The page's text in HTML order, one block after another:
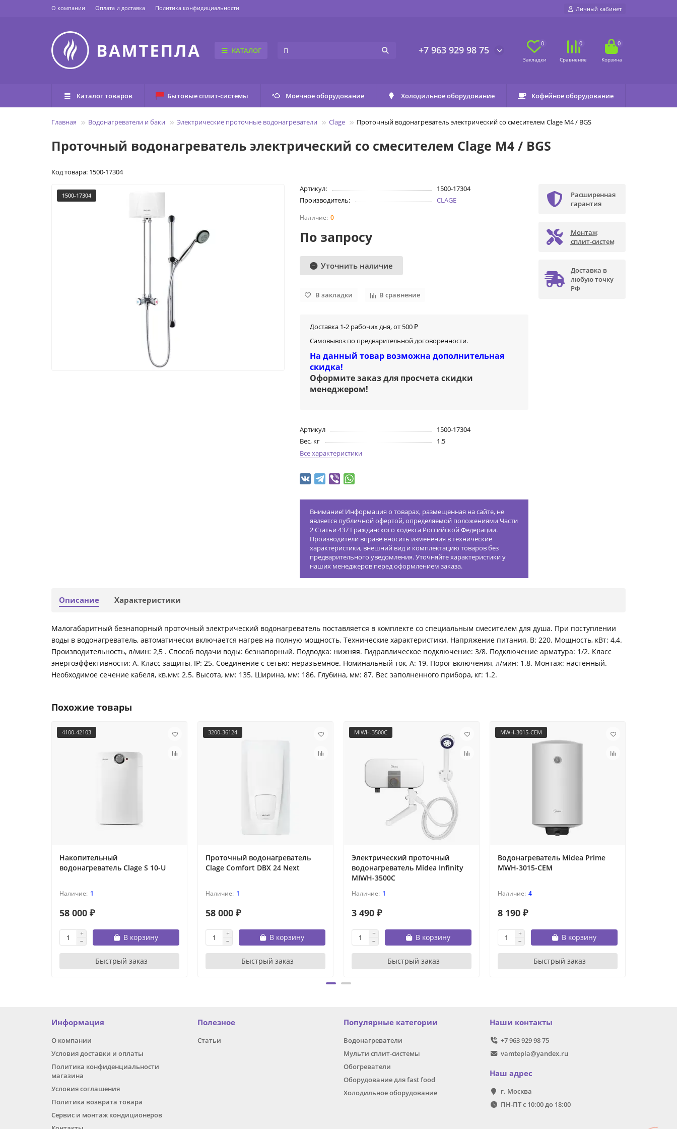
О компании Оплата и доставка Политика конфидициальности Личный кабинет
КАТАЛОГ +7 963 929 98 75
0 0 0
Каталог товаров Бытовые сплит-системы Моечное оборудование Холодильное оборудование Кофейное оборудование
Главная Водонагреватели и баки Электрические проточные водонагреватели Clage Проточный водонагреватель электрический со смесителем Clage M4 / BGS
Проточный водонагреватель электрический со смесителем Clage M4 / BGS
Код товара: 1500-17304
1500-17304
Артикул:
1500-17304
Производитель:
CLAGE
0
По запросу
Уточнить наличие
В закладки В сравнение
Доставка 1-2 рабочих дня, от 500 ₽
Самовывоз по предварительной договоренности.
На данный товар возможна дополнительная
скидка!
Оформите заказ для просчета скидки
менеджером!
Артикул
1500-17304
Вес, кг
1.5
Все характеристики
Внимание! Информация о товарах, размещенная на сайте, не
является публичной офертой, определяемой положениями Части
2 Статьи 437 Гражданского кодекса Российской Федерации.
Производители вправе вносить изменения в технические
характеристики, внешний вид и комплектацию товаров без
предварительного уведомления. Уточняйте характеристики у
наших менеджеров перед оформлением заказа.
Расширенная
гарантия
Монтаж
сплит-систем
Доставка в
любую точку
РФ
Описание Характеристики
Малогабаритный безнапорный проточный электрический водонагреватель поставляется в комплекте со специальным смесителем для душа. При поступлении
воды в водонагреватель, автоматически включается нагрев на полную мощность. Технические характеристики. Напряжение питания, В: 220. Мощность, кВт: 4,4.
Производительность, л/мин: 2,5 . Способ подачи воды: безнапорный. Подводка: нижняя. Гидравлическое подключение: 3/8. Подключение арматура: 1/2. Класс
энергоэффективности: A. Класс защиты, IP: 25. Соединение с сетью: неразъемное. Номинальный ток, А: 19. Порог включения, л/мин: 1.8. Монтаж: настенный.
Необходимое сечение кабеля, кв.мм: 2.5. Высота, мм: 135. Ширина, мм: 186. Глубина, мм: 87. Вес заполненного прибора, кг: 1.2.
Похожие товары
4100-42103
Накопительный
водонагреватель Clage S 10-U
1
58 000 ₽
В корзину
Быстрый заказ
3200-36124
Проточный водонагреватель
Clage Comfort DBX 24 Next
1
58 000 ₽
В корзину
Быстрый заказ
MIWH-3500C
Электрический проточный
водонагреватель Midea Infinity
MIWH-3500C
1
3 490 ₽
В корзину
Быстрый заказ
MWH-3015-CEM
Водонагреватель Midea Prime
MWH-3015-CEM
4
8 190 ₽
В корзину
Быстрый заказ
Информация
О компании
Условия доставки и оплаты
Политика конфиденциальности
магазина
Условия соглашения
Политика возврата товара
Сервис и монтаж кондиционеров
Полезное
Статьи
Популярные категории
Водонагреватели
Мульти сплит-системы
Обогреватели
Оборудование для fast food
Холодильное оборудование
Наши контакты
+7 963 929 98 75
vamtepla@yandex.ru
Наш адрес
г. Москва
ПН-ПТ с 10:00 до 18:00